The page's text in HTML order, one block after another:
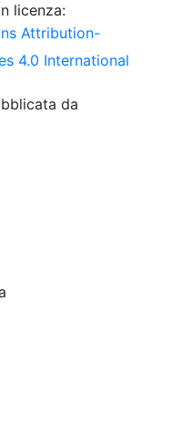
licenza:
Attribution-
4.0 International
da